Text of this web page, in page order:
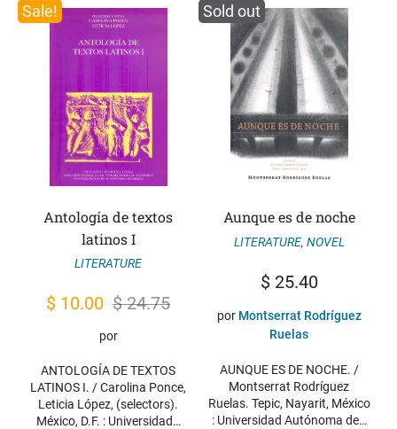
Sale!
Antología de textos
latinos I
LITERATURE
$24.75
Original
price
$ 24.75.
$ 10.00 Current
price
$ 10.00.
por
ANTOLOGÍA DE TEXTOS
LATINOS I. / Carolina Ponce,
Leticia López, (selectors).
México, D.F. : Universidad…
Sold out
Aunque es de noche
LITERATURE, NOVEL
$25.40
por Montserrat Rodríguez
Ruelas
AUNQUE ES DE NOCHE. /
Montserrat Rodríguez
Ruelas. Tepic, Nayarit, México
: Universidad Autónoma de…